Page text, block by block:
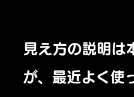
見え方の説明は
が、最近よく使